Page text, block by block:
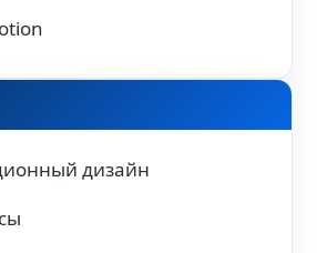
дизайн